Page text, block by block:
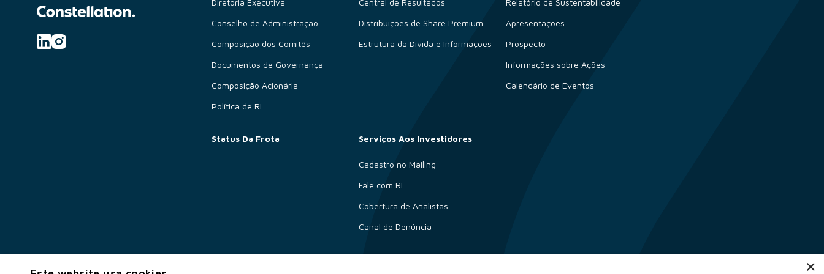
Diretoria Executiva
Conselho de Administração
Composição dos Comitês
Documentos de Governança
Composição Acionária
Política de RI
Central de Resultados
Distribuições de Share Premium
Estrutura da Dívida e Informações
Relatório de Sustentabilidade
Apresentações
Prospecto
Informações sobre Ações
Calendário de Eventos
Status Da Frota Serviços Aos Investidores
Cadastro no Mailing
Fale com RI
Cobertura de Analistas
Canal de Denúncia
×